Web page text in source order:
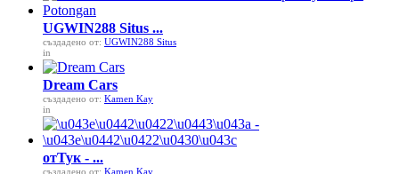
UGWIN288 Situs ...
създадено от: UGWIN288 Situs
in
Dream Cars
създадено от: Kamen Kay
in
отТук - ...
създадено от: Kamen Kay